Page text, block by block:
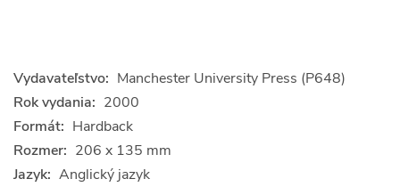
Vydavateľstvo: Manchester University Press (P648)
Rok vydania: 2000
Formát: Hardback
Rozmer: 206 x 135 mm
Jazyk: Anglický jazyk